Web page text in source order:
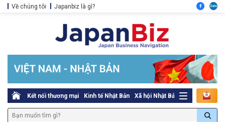
Về chúng tôi Japanbiz là gì?
Kết nối thương mại Kinh tế Nhật Bản Xã hội Nhật Bản Thủ tục pháp